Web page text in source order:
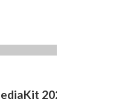
2020